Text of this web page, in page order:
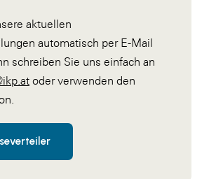
aktuellen
automatisch per E-Mail
schreiben Sie uns einfach an
oder verwenden den